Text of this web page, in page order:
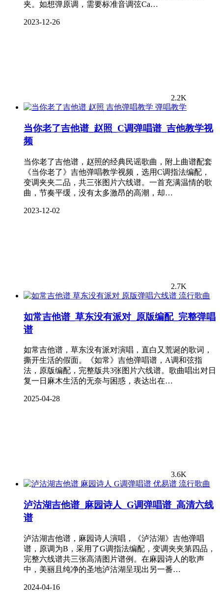
夹。如想弹原调，需要标准音调弦Ca…
2023-12-26
2.2K
弹唱教学
当你老了吉他谱_赵照_C调弹唱谱_吉他教学视
频
当你老了吉他谱，赵照的经典民谣歌曲，附上曲谱配套
《当你老了》吉他弹唱教学视频，选用C调指法编配，
变调夹夹二品，共三张图片六线谱。一首充满温情的歌
曲，节奏平缓，没有太多激昂的高潮，却…
2023-12-02
2.7K
流行歌曲
如常吉他谱_草东没有派对_原版编配_完整弹唱
谱
如常吉他谱，草东没有派对演唱，直白又荒诞的歌词，
撕开生活的假面。《如常》吉他弹唱谱，A调和弦指
法，原版编配，完整版共3张图片六线谱。歌曲唱出对日
复一日麻木生活的无奈与困惑，表达出在…
2025-04-28
3.6K
流行歌曲
泸沽湖吉他谱_麻园诗人_G调弹唱谱_高清六线
谱
泸沽湖吉他谱，麻园诗人演唱，《泸沽湖》吉他弹唱
谱，原调为B，采用了G调指法编配，变调夹夹第四品，
完整六线谱共三张高清图片谱例。在麻园诗人的歌声
中，美丽且纯净的圣地泸沽湖呈现出另一番…
2024-04-16